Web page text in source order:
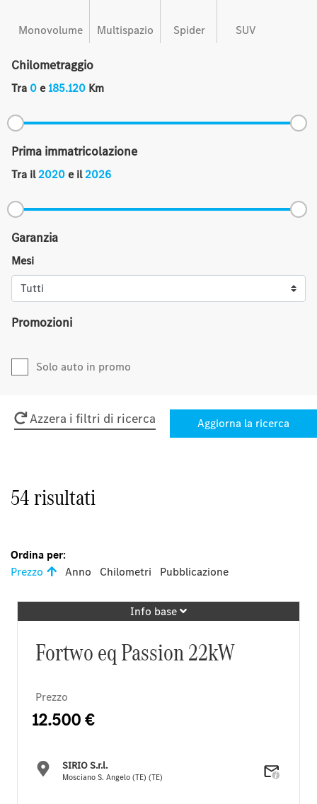
Monovolume Multispazio Spider SUV
Chilometraggio
Tra 0e185.120 Km
Prima immatricolazione
Tra il2020e il2026
Garanzia
Mesi
Promozioni
Solo auto in promo
Azzera i filtri di ricerca
54 risultati
Ordina per:
Prezzo Anno Chilometri Pubblicazione
Info base
Fortwo eq Passion 22kW
Prezzo
12.500 €
SIRIO S.r.l.
Mosciano S. Angelo (TE) (TE)